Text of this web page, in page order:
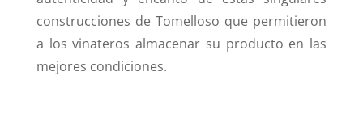
construcciones de Tomelloso que permitieron
a los vinateros almacenar su producto en las
mejores condiciones.